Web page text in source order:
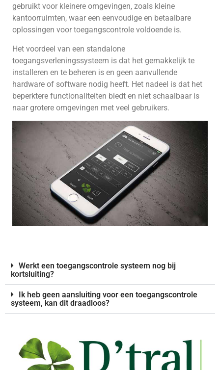
gebruikt voor kleinere omgevingen, zoals kleine
kantoorruimten, waar een eenvoudige en betaalbare
oplossingen voor toegangscontrole voldoende is.
Het voordeel van een standalone
toegangsverleningssysteem is dat het gemakkelijk te
installeren en te beheren is en geen aanvullende
hardware of software nodig heeft. Het nadeel is dat het
beperktere functionaliteiten biedt en niet schaalbaar is
naar grotere omgevingen met veel gebruikers.
Werkt een toegangscontrole systeem nog bij
kortsluiting?
Ik heb geen aansluiting voor een toegangscontrole
systeem, kan dit draadloos?